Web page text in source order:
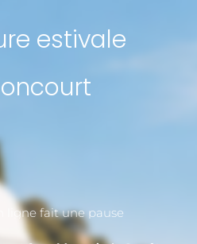
estivale
ligne fait une pause